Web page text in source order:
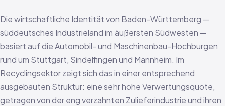
Die wirtschaftliche Identität von Baden-Württemberg —
süddeutsches Industrieland im äußersten Südwesten —
basiert auf die Automobil- und Maschinenbau-Hochburgen
rund um Stuttgart, Sindelfingen und Mannheim. Im
Recyclingsektor zeigt sich das in einer entsprechend
ausgebauten Struktur: eine sehr hohe Verwertungsquote,
getragen von der eng verzahnten Zulieferindustrie und ihren